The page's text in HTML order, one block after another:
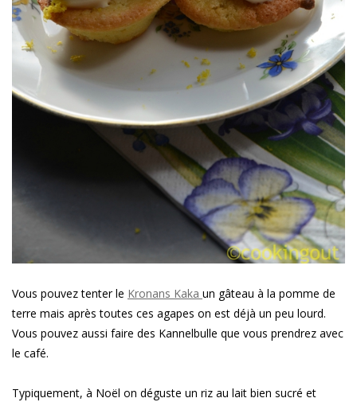
Vous pouvez tenter le Kronans Kaka un gâteau à la pomme de
terre mais après toutes ces agapes on est déjà un peu lourd.
Vous pouvez aussi faire des Kannelbulle que vous prendrez avec
le café.
Typiquement, à Noël on déguste un riz au lait bien sucré et